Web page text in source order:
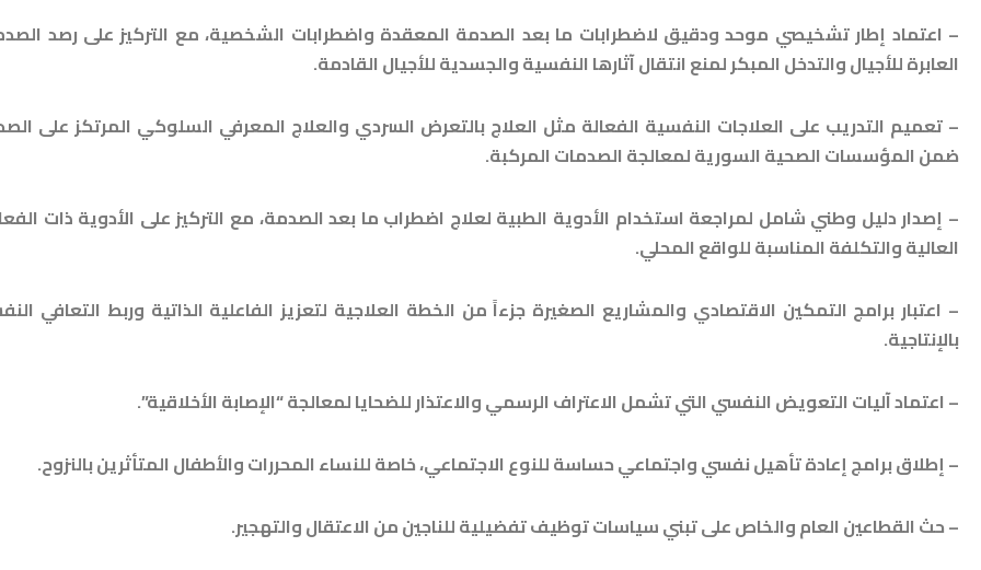
– اعتماد إطار تشخيصي موحد ودقيق لاضطرابات ما بعد الصدمة المعقدة واضطرابات الشخصية، مع التركيز على رصد
العابرة للأجيال والتدخل المبكر لمنع انتقال آثارها النفسية والجسدية للأجيال القادمة.
– تعميم التدريب على العلاجات النفسية الفعالة مثل العلاج بالتعرض السردي والعلاج المعرفي السلوكي المرتكز على
ضمن المؤسسات الصحية السورية لمعالجة الصدمات المركبة.
– إصدار دليل وطني شامل لمراجعة استخدام الأدوية الطبية لعلاج اضطراب ما بعد الصدمة، مع التركيز على الأدوية ذات
العالية والتكلفة المناسبة للواقع المحلي.
– اعتبار برامج التمكين الاقتصادي والمشاريع الصغيرة جزءاً من الخطة العلاجية لتعزيز الفاعلية الذاتية وربط التعافي
بالإنتاجية.
– اعتماد آليات التعويض النفسي التي تشمل الاعتراف الرسمي والاعتذار للضحايا لمعالجة “الإصابة الأخلاقية”.
– إطلاق برامج إعادة تأهيل نفسي واجتماعي حساسة للنوع الاجتماعي، خاصة للنساء المحررات والأطفال المتأثرين بالنزوح.
– حث القطاعين العام والخاص على تبني سياسات توظيف تفضيلية للناجين من الاعتقال والتهجير.